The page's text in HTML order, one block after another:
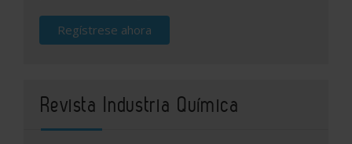
Regístrese ahora
Revista Industria Química